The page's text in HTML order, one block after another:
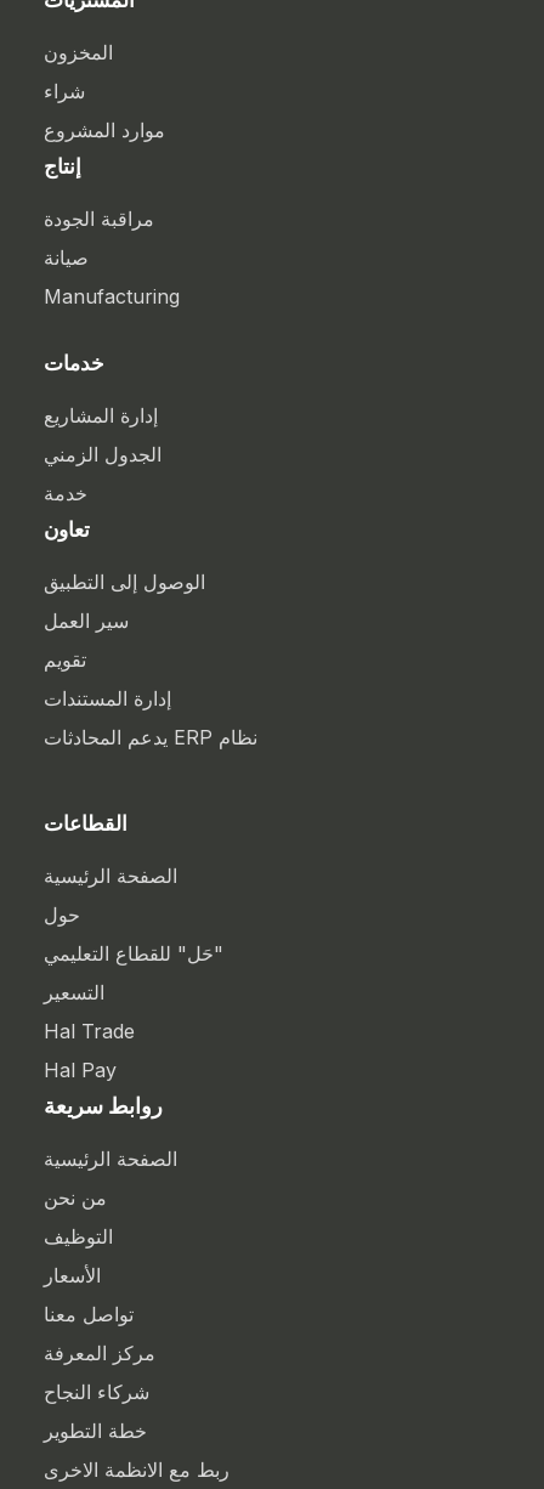
المخزون
شراء
موارد المشروع
إنتاج
مراقبة الجودة
صيانة
Manufacturing
خدمات
إدارة المشاريع
الجدول الزمني
خدمة
تعاون
الوصول إلى التطبيق
سير العمل
تقويم
إدارة المستندات
نظام ERP يدعم المحادثات
القطاعات
الصفحة الرئيسية
حول
"حَل" للقطاع التعليمي
التسعير
Hal Trade
Hal Pay
روابط سريعة
الصفحة الرئيسية
من نحن
التوظيف
الأسعار
تواصل معنا
مركز المعرفة
شركاء النجاح
خطة التطوير
ربط مع الانظمة الاخرى